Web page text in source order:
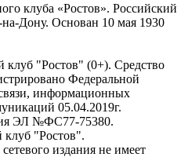
клуба «Ростов». Российский
Дону. Основан 10 мая 1930
клуб "Ростов" (0+). Средство
Федеральной
информационных
05.04.2019г.
ЭЛ №ФС77-75380.
"Ростов".
издания не имеет